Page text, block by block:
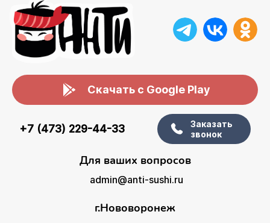
Скачать с Google Play
+7 (473) 229-44-33
Заказать
звонок
Для ваших вопросов
admin@anti-sushi.ru
г.Нововоронеж